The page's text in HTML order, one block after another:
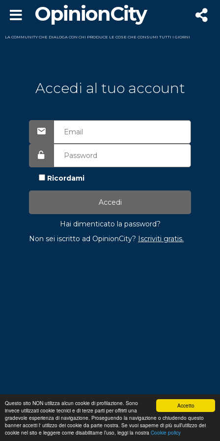
Accetto
Questo sito NON utilizza alcun cookie di profilazione. Sono
invece utilizzati cookie tecnici e di terze parti per offrirti una
gradevole esperienza di navigazione. Proseguendo la navigazione o chiudendo questo
banner accetti l' utilizzo dei cookie da parte nostra. Se vuoi saperne di più sull’utilizzo dei
cookie nel sito e leggere come disabilitarne l’uso, leggi la nostra Cookie policy
OpinionCity
LA COMMUNITY CHE DIALOGA CON CHI PRODUCE LE COSE CHE CONSUMI TUTTI I GIORNI
Accedi al tuo account
Ricordami
Hai dimenticato la password?
Non sei iscritto ad OpinionCity? Iscriviti gratis.
Regolamento Privacy Domande frequenti
Cookie
policy
p. iva 13356630155
Copyright © 2026 Advance S.r.L.